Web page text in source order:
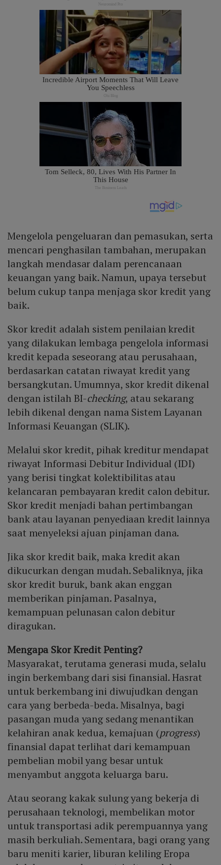
Mengelola pengeluaran dan pemasukan, serta
mencari penghasilan tambahan, merupakan
langkah mendasar dalam perencanaan
keuangan yang baik. Namun, upaya tersebut
belum cukup tanpa menjaga skor kredit yang
baik.
Skor kredit adalah sistem penilaian kredit
yang dilakukan lembaga pengelola informasi
kredit kepada seseorang atau perusahaan,
berdasarkan catatan riwayat kredit yang
bersangkutan. Umumnya, skor kredit dikenal
dengan istilah BI-checking, atau sekarang
lebih dikenal dengan nama Sistem Layanan
Informasi Keuangan (SLIK).
Melalui skor kredit, pihak kreditur mendapat
riwayat Informasi Debitur Individual (IDI)
yang berisi tingkat kolektibilitas atau
kelancaran pembayaran kredit calon debitur.
Skor kredit menjadi bahan pertimbangan
bank atau layanan penyediaan kredit lainnya
saat menyeleksi ajuan pinjaman dana.
Jika skor kredit baik, maka kredit akan
dikucurkan dengan mudah. Sebaliknya, jika
skor kredit buruk, bank akan enggan
memberikan pinjaman. Pasalnya,
kemampuan pelunasan calon debitur
diragukan.
Mengapa Skor Kredit Penting?
Masyarakat, terutama generasi muda, selalu
ingin berkembang dari sisi finansial. Hasrat
untuk berkembang ini diwujudkan dengan
cara yang berbeda-beda. Misalnya, bagi
pasangan muda yang sedang menantikan
kelahiran anak kedua, kemajuan (progress)
finansial dapat terlihat dari kemampuan
pembelian mobil yang besar untuk
menyambut anggota keluarga baru.
Atau seorang kakak sulung yang bekerja di
perusahaan teknologi, membelikan motor
untuk transportasi adik perempuannya yang
masih berkuliah. Sementara, bagi orang yang
baru meniti karier, liburan keliling Eropa